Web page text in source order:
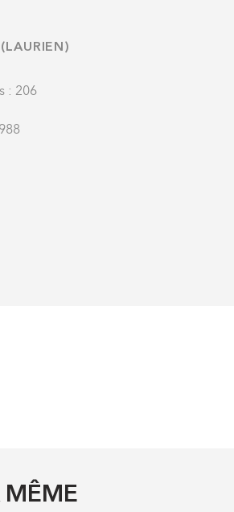
: 206
MÊME